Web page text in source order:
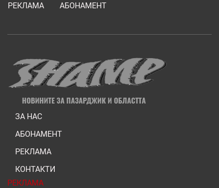
РЕКЛАМА
АБОНАМЕНТ
ЗА НАС
АБОНАМЕНТ
РЕКЛАМА
КОНТАКТИ
РЕКЛАМА